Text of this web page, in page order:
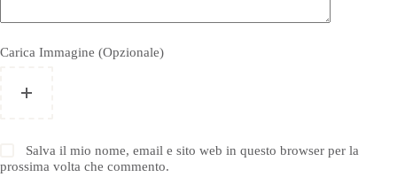
Carica Immagine (Opzionale)
Salva il mio nome, email e sito web in questo browser per la
prossima volta che commento.